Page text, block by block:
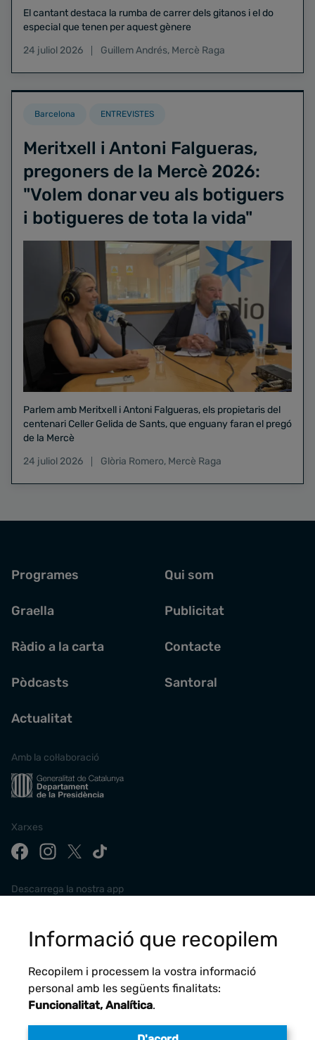
El cantant destaca la rumba de carrer dels gitanos i el do
especial que tenen per aquest gènere
24 juliol 2026
Guillem Andrés, Mercè Raga
Barcelona ENTREVISTES
Meritxell i Antoni Falgueras,
pregoners de la Mercè 2026:
"Volem donar veu als botiguers
i botigueres de tota la vida"
Parlem amb Meritxell i Antoni Falgueras, els propietaris del
centenari Celler Gelida de Sants, que enguany faran el pregó
de la Mercè
24 juliol 2026
Glòria Romero, Mercè Raga
Programes
Graella
Ràdio a la carta
Pòdcasts
Actualitat
Qui som
Publicitat
Contacte
Santoral
Amb la col·laboració
Xarxes
Descarrega la nostra app
Informació que recopilem
Recopilem i processem la vostra informació
personal amb les següents finalitats:
Funcionalitat, Analítica.